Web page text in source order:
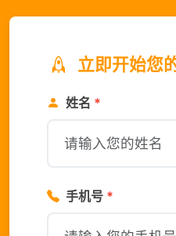
立即开始您
姓名 *
手机号 *